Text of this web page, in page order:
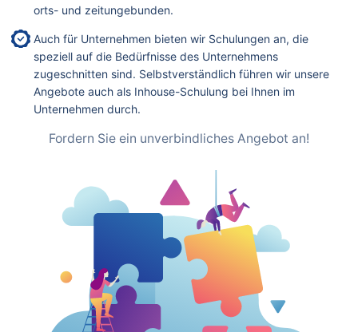
orts- und zeitungebunden.
Auch für Unternehmen bieten wir Schulungen an, die
speziell auf die Bedürfnisse des Unternehmens
zugeschnitten sind. Selbstverständlich führen wir unsere
Angebote auch als Inhouse-Schulung bei Ihnen im
Unternehmen durch.
Fordern Sie ein unverbindliches Angebot an!